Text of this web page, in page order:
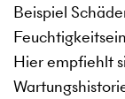
Beispiel
Hier empfiehlt